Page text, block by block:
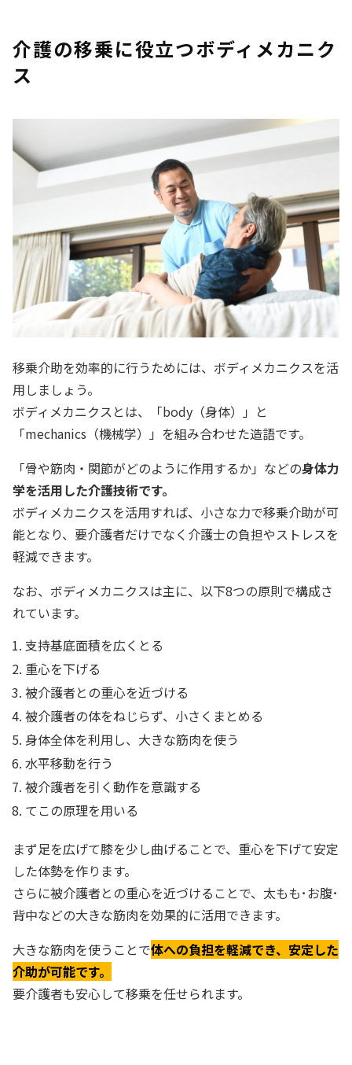
介護の移乗に役立つボディメカニク
ス
移乗介助を効率的に行うためには、ボディメカニクスを活
用しましょう。
ボディメカニクスとは、「body（身体）」と
「mechanics（機械学）」を組み合わせた造語です。
「骨や筋肉・関節がどのように作用するか」などの身体力
学を活用した介護技術です。
ボディメカニクスを活用すれば、小さな力で移乗介助が可
能となり、要介護者だけでなく介護士の負担やストレスを
軽減できます。
なお、ボディメカニクスは主に、以下8つの原則で構成さ
れています。
支持基底面積を広くとる
重心を下げる
被介護者との重心を近づける
被介護者の体をねじらず、小さくまとめる
身体全体を利用し、大きな筋肉を使う
水平移動を行う
被介護者を引く動作を意識する
てこの原理を用いる
まず足を広げて膝を少し曲げることで、重心を下げて安定
した体勢を作ります。
さらに被介護者との重心を近づけることで、太もも･お腹･
背中などの大きな筋肉を効果的に活用できます。
大きな筋肉を使うことで体への負担を軽減でき、安定した
介助が可能です。
要介護者も安心して移乗を任せられます。